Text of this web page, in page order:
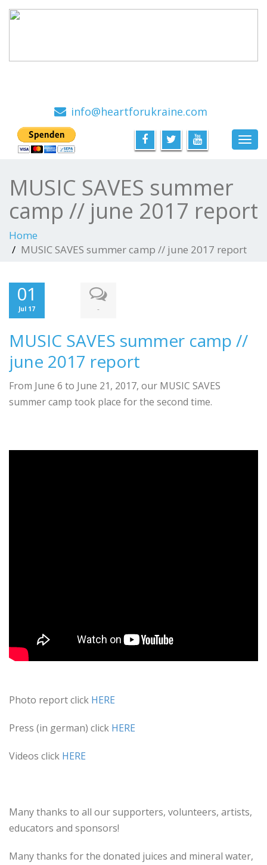
info@heartforukraine.com
MUSIC SAVES summer
camp // june 2017 report
Home
MUSIC SAVES summer camp // june 2017 report
01
Jul 17 -
MUSIC SAVES summer camp //
june 2017 report
From June 6 to June 21, 2017, our MUSIC SAVES
summer camp took place for the second time.
Photo report click HERE
Press (in german) click HERE
Videos click HERE
Many thanks to all our supporters, volunteers, artists,
educators and sponsors!
Many thanks for the donated juices and mineral water,